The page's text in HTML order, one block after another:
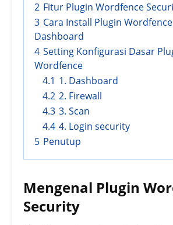
2 Fitur Plugin Wordfence
3 Cara Install Plugin
Dashboard
4 Setting Konfigurasi Dasar
Wordfence
4.1 1. Dashboard
4.2 2. Firewall
4.3 3. Scan
4.4 4. Login security
5 Penutup
Mengenal Plugin
Security